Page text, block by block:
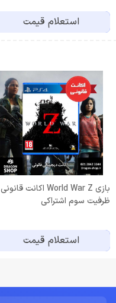
استعلام قیمت
بازی World War Z اکانت قانونی
ظرفیت سوم اشتراکی
استعلام قیمت